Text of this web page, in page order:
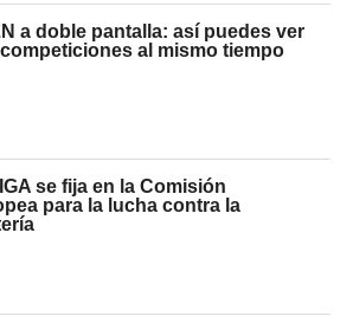
a doble pantalla: así puedes ver
al mismo tiempo
se fija en la Comisión
para la lucha contra la